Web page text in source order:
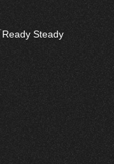
Steady